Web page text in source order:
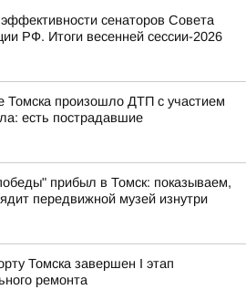
эффективности сенаторов Совета
РФ. Итоги весенней сессии-2026
Томска произошло ДТП с участием
есть пострадавшие
прибыл в Томск: показываем,
передвижной музей изнутри
Томска завершен I этап
ремонта